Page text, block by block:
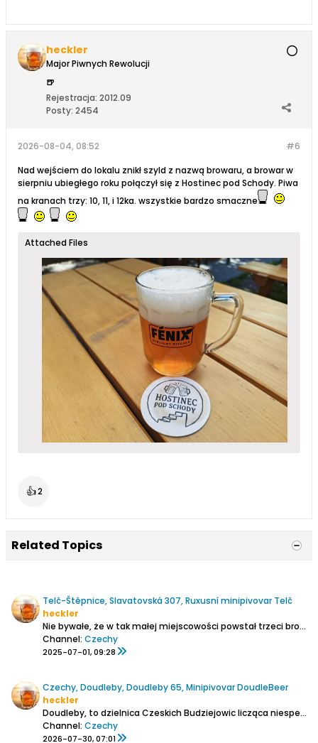
heckler
Major Piwnych Rewolucji
🍺
Rejestracja: 2012.09
Posty: 2454
#6
2026-08-04, 08:52
Nad wejściem do lokalu znikł szyld z nazwą browaru, a browar w
sierpniu ubiegłego roku połączył się z Hostinec pod Schody. Piwa
na kranach trzy: 10, 11, i 12ka. wszystkie bardzo smaczne
Attached Files
👍2
Related Topics
Telč-Štěpnice, Slavatovská 307, Ruxusní minipivovar Telč
heckler
Nie bywałe, że w tak małej miejscowości powstał trzeci browar. Wiem, Telč to bajkowe miasteczko wpisane na listę UNESSCO, ale niestety czasy się zmieniły i turystów mało. W sumie to praktycznie nie ma ich wcale. W lokalach w większości siedzą tubylcy, przez rynek raz na jakiś czas przejdą...
Channel: Czechy
2025-07-01, 09:28
Czechy, Doudleby, Doudleby 65, Minipivovar DoudleBeer
heckler
Doudleby, to dzielnica Czeskich Budziejowic licząca niespełna 500 mieszkańców. To właśnie tam Radek Sedláček i Mirka Caplová zaczęli warzyć piwo dla swoich przyjaciół.
Channel: Czechy
2026-07-30, 07:01